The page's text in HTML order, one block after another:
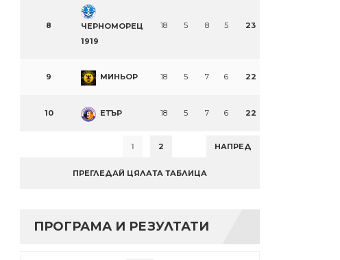
8
ЧЕРНОМОРЕЦ
1919
18 5 8 5 23
9 МИНЬОР 18 5 7 6 22
10 ЕТЪР 18 5 7 6 22
1 2 НАПРЕД
ПРЕГЛЕДАЙ ЦЯЛАТА ТАБЛИЦА
ПРОГРАМА И РЕЗУЛТАТИ